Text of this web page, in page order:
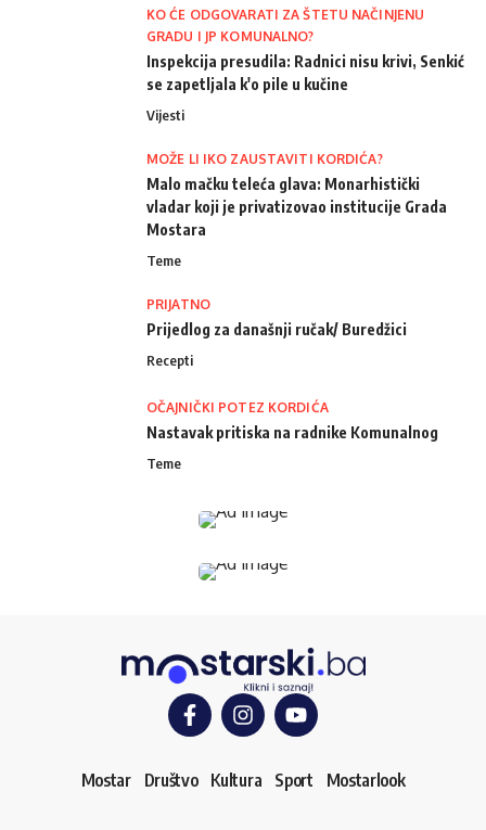
KO ĆE ODGOVARATI ZA ŠTETU NAČINJENU
GRADU I JP KOMUNALNO?
Inspekcija presudila: Radnici nisu krivi, Senkić
se zapetljala k'o pile u kučine
Vijesti
MOŽE LI IKO ZAUSTAVITI KORDIĆA?
Malo mačku teleća glava: Monarhistički
vladar koji je privatizovao institucije Grada
Mostara
Teme
PRIJATNO
Prijedlog za današnji ručak/ Buredžici
Recepti
OČAJNIČKI POTEZ KORDIĆA
Nastavak pritiska na radnike Komunalnog
Teme
Mostar Društvo Kultura Sport Mostarlook